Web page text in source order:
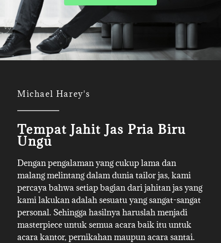
Michael Harey's
Tempat Jahit Jas Pria Biru
Ungu
Dengan pengalaman yang cukup lama dan
malang melintang dalam dunia tailor jas, kami
percaya bahwa setiap bagian dari jahitan jas yang
kami lakukan adalah sesuatu yang sangat-sangat
personal. Sehingga hasilnya haruslah menjadi
masterpiece untuk semua acara baik itu untuk
acara kantor, pernikahan maupun acara santai.